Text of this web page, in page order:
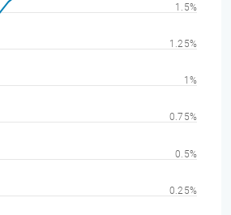
0.25%
0.5%
0.75%
1%
1.25%
1.5%